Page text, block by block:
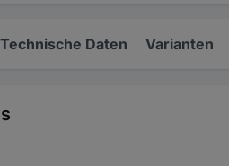
Technische Daten Varianten